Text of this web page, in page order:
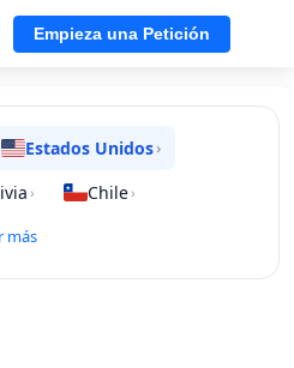
Empieza una Petición
Estados Unidos›
› Chile›
más